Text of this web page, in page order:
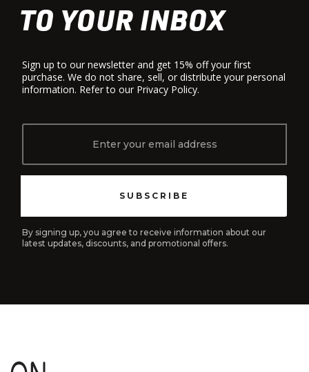
TO YOUR INBOX
Sign up to our newsletter and get 15% off your first
purchase. We do not share, sell, or distribute your personal
information. Refer to our Privacy Policy.
By signing up, you agree to receive information about our
latest updates, discounts, and promotional offers.